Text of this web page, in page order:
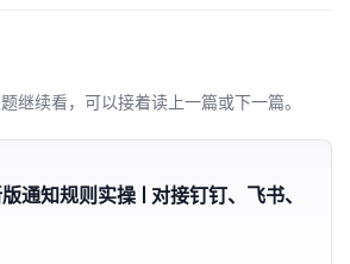
继续看，可以接着读上一篇或下一篇。
通知规则实操 | 对接钉钉、飞书、